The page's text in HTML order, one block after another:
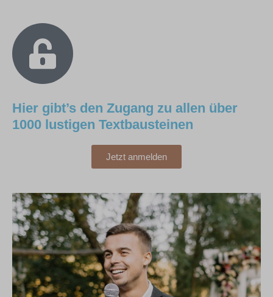
Hier gibt’s den Zugang zu allen über
1000 lustigen Textbausteinen
Jetzt anmelden